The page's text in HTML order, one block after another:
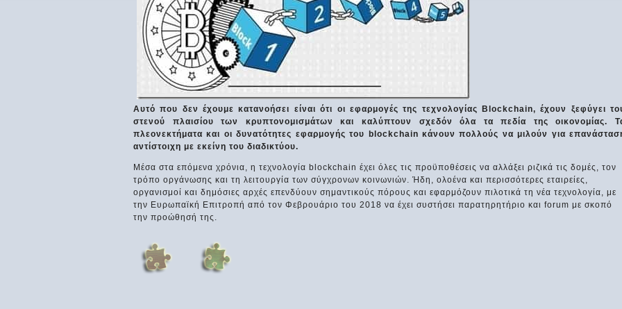
Αυτό που δεν έχουμε κατανοήσει είναι ότι οι εφαρμογές της τεχνολογίας Blockchain, έχουν ξεφύγει
στενού πλαισίου των κρυπτονομισμάτων και καλύπτουν σχεδόν όλα τα πεδία της οικονομίας.
πλεονεκτήματα και οι δυνατότητες εφαρμογής του blockchain κάνουν πολλούς να μιλούν για
αντίστοιχη με εκείνη του διαδικτύου.
Μέσα στα επόμενα χρόνια, η τεχνολογία blockchain έχει όλες τις προϋποθέσεις να αλλάξει ριζικά τις δομές, τον
τρόπο οργάνωσης και τη λειτουργία των σύγχρονων κοινωνιών. Ήδη, ολοένα και περισσότερες εταιρείες,
οργανισμοί και δημόσιες αρχές επενδύουν σημαντικούς πόρους και εφαρμόζουν πιλοτικά τη νέα τεχνολογία, με
την Ευρωπαϊκή Επιτροπή από τον Φεβρουάριο του 2018 να έχει συστήσει παρατηρητήριο και forum με σκοπό
την προώθησή της.